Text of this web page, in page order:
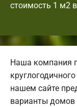
стоимость 1 м2
Наша компания
нашем сайте
варианты